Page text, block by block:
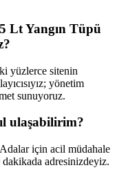
Lt Yangın Tüpü
yüzlerce sitenin
yönetim
sunuyoruz.
ulaşabilirim?
için acil müdahale
dakikada adresinizdeyiz.